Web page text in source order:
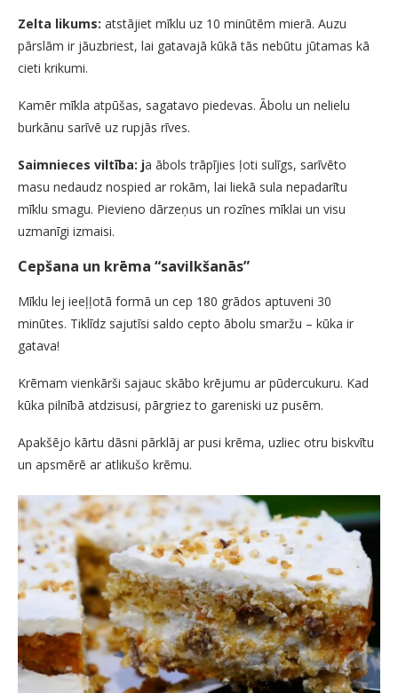
Zelta likums: atstājiet mīklu uz 10 minūtēm mierā. Auzu
pārslām ir jāuzbriest, lai gatavajā kūkā tās nebūtu jūtamas kā
cieti krikumi.
Kamēr mīkla atpūšas, sagatavo piedevas. Ābolu un nelielu
burkānu sarīvē uz rupjās rīves.
Saimnieces viltība: ja ābols trāpījies ļoti sulīgs, sarīvēto
masu nedaudz nospied ar rokām, lai liekā sula nepadarītu
mīklu smagu. Pievieno dārzeņus un rozīnes mīklai un visu
uzmanīgi izmaisi.
Cepšana un krēma “savilkšanās”
Mīklu lej ieeļļotā formā un cep 180 grādos aptuveni 30
minūtes. Tiklīdz sajutīsi saldo cepto ābolu smaržu – kūka ir
gatava!
Krēmam vienkārši sajauc skābo krējumu ar pūdercukuru. Kad
kūka pilnībā atdzisusi, pārgriez to gareniski uz pusēm.
Apakšējo kārtu dāsni pārklāj ar pusi krēma, uzliec otru biskvītu
un apsmērē ar atlikušo krēmu.